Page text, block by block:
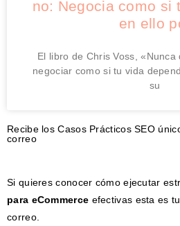
no: Negocia como si
en ello
El libro de Chris Voss,
negociar como si tu vida
su
Recibe los Casos Prácticos SEO
correo
Si quieres conocer cómo ejecutar
para eCommerce efectivas esta es
correo.